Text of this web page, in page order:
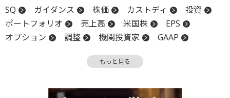
SQ ガイダンス 株価 カストディ
投資
ポートフォリオ
売上高 米国株
EPS
オプション
調整 機関投資家
GAAP
もっと見る